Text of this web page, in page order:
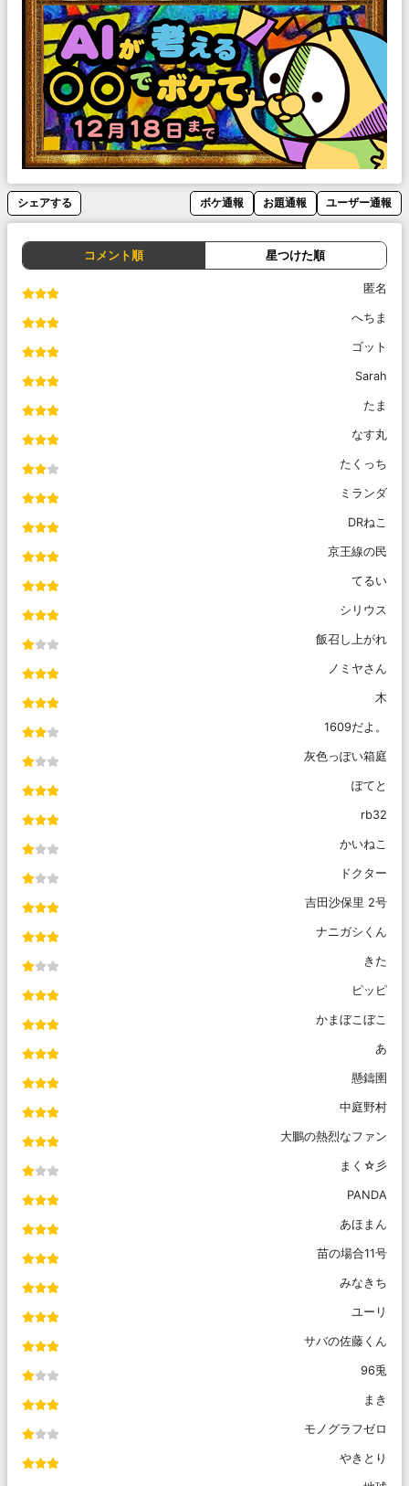
シェアする ボケ通報 お題通報 ユーザー通報
コメント順 星つけた順
匿名
へちま
ゴット
Sarah
たま
なす丸
たくっち
ミランダ
DRねこ
京王線の民
てるい
シリウス
飯召し上がれ
ノミヤさん
木
1609だよ。
灰色っぽい箱庭
ぽてと
rb32
かいねこ
ドクター
吉田沙保里 2号
ナニガシくん
きた
ピッピ
かまぼこぼこ
あ
懸鑄圉
中庭野村
大鵬の熱烈なファン
まく☆彡
PANDA
あほまん
苗の場合11号
みなきち
ユーリ
サバの佐藤くん
96兎
まき
モノグラフゼロ
やきとり